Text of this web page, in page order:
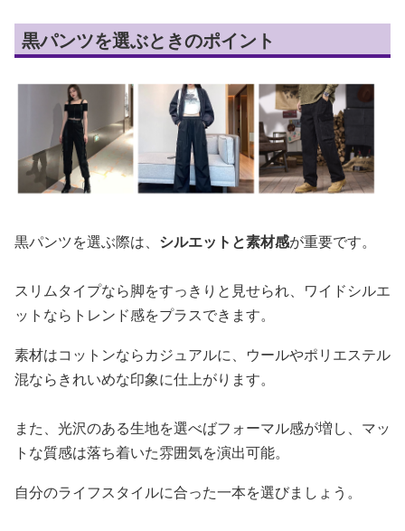
黒パンツを選ぶときのポイント
黒パンツを選ぶ際は、 シルエットと素材感が重要です。
スリムタイプなら脚をすっきりと見せられ、ワイドシルエ
ットならトレンド感をプラスできます。
素材はコットンならカジュアルに、ウールやポリエステル
混ならきれいめな印象に仕上がります。
また、光沢のある生地を選べばフォーマル感が増し、マッ
トな質感は落ち着いた雰囲気を演出可能。
自分のライフスタイルに合った一本を選びましょう。